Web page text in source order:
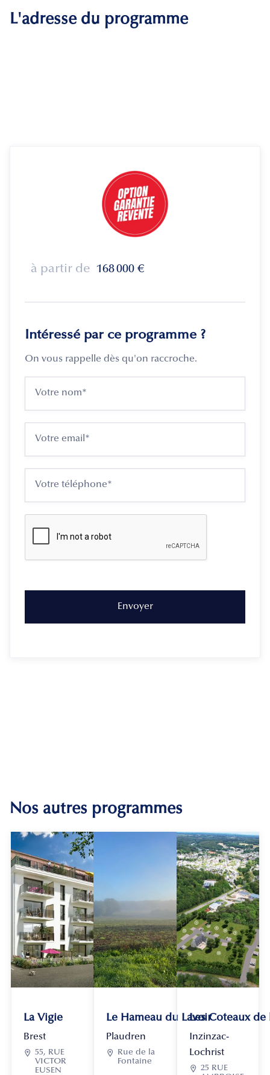
L'adresse du programme
à partir de 168 000 €
Intéressé par ce programme ?
On vous rappelle dès qu'on raccroche.
Nos autres programmes
La Vigie
Brest
 55, RUE
VICTOR
EUSEN
Le Hameau du Lavoir
Plaudren

Rue de la
Fontaine
Les Coteaux
Inzinzac-
Lochrist
 25 RUE